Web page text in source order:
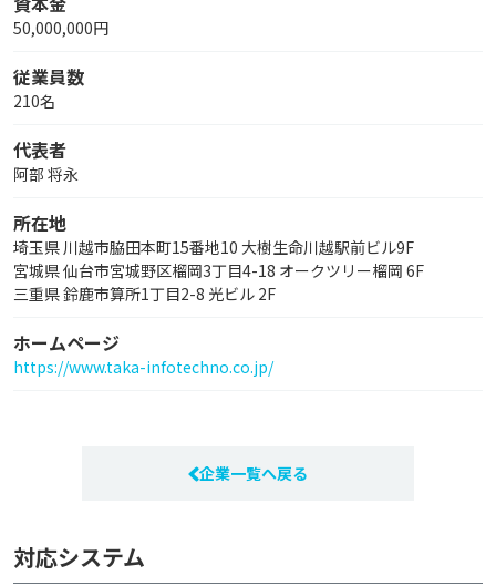
50,000,000円
従業員数
210名
代表者
阿部 将永
所在地
埼玉県 川越市脇田本町15番地10 大樹生命川越駅前ビル9F
宮城県 仙台市宮城野区榴岡3丁目4-18 オークツリー榴岡 6F
三重県 鈴鹿市算所1丁目2-8 光ビル 2F
ホームページ
https://www.taka-infotechno.co.jp/
企業一覧へ戻る
対応システム